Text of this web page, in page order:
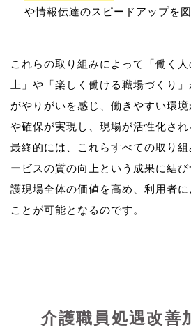
や情報伝達のスピードアップを図
これらの取り組みによって「働く
上」や「楽しく働ける職場づくり
がやりがいを感じ、働きやすい環
や確保が実現し、現場が活性化され
最終的には、これらすべての取り
ービスの質の向上という成果に結
護現場全体の価値を高め、利用者
介護職員処遇改善